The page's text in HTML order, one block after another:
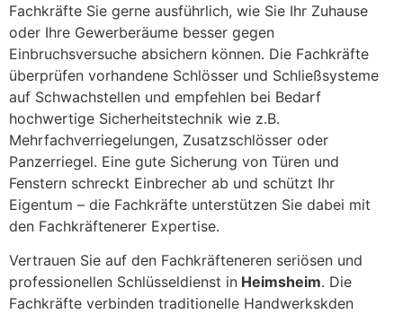
Fachkräfte Sie gerne ausführlich, wie Sie Ihr Zuhause
oder Ihre Gewerberäume besser gegen
Einbruchsversuche absichern können. Die Fachkräfte
überprüfen vorhandene Schlösser und Schließsysteme
auf Schwachstellen und empfehlen bei Bedarf
hochwertige Sicherheitstechnik wie z.B.
Mehrfachverriegelungen, Zusatzschlösser oder
Panzerriegel. Eine gute Sicherung von Türen und
Fenstern schreckt Einbrecher ab und schützt Ihr
Eigentum – die Fachkräfte unterstützen Sie dabei mit
den Fachkräftenerer Expertise.
Vertrauen Sie auf den Fachkräfteneren seriösen und
professionellen Schlüsseldienst in Heimsheim. Die
Fachkräfte verbinden traditionelle Handwerkskden